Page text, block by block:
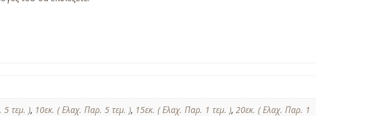
5 τεμ. ), 10εκ. ( Ελαχ. Παρ. 5 τεμ. ), 15εκ. ( Ελαχ. Παρ. 1 τεμ. ), 20εκ. ( Ελαχ. Παρ. 1